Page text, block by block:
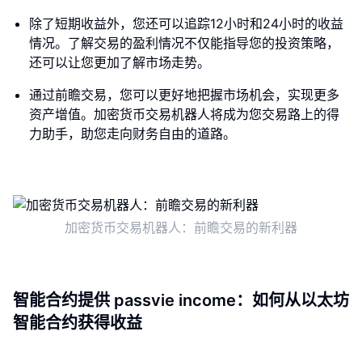
除了短期收益外，您还可以追踪12小时和24小时的收益
情况。了解交易的盈利情况不仅能指导您的投资策略，
还可以让您更加了解市场走势。
通过前瞻交易，您可以更好地把握市场机会，实现更多
资产增值。加密货币交易机器人将成为您交易路上的得
力助手，助您走向财务自由的道路。
加密货币交易机器人：前瞻交易的新利器
智能合约提供 passvie income：如何从以太坊
智能合约获得收益